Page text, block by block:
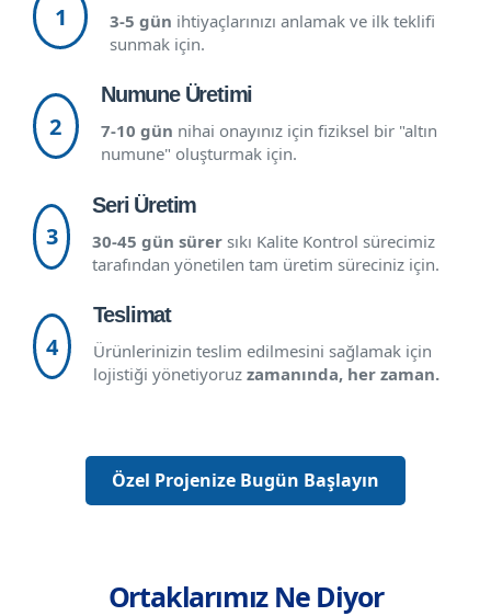
1 3-5 gün ihtiyaçlarınızı anlamak ve ilk teklifi
sunmak için.
2
Numune Üretimi
7-10 gün nihai onayınız için fiziksel bir "altın
numune" oluşturmak için.
3
Seri Üretim
30-45 gün sürer sıkı Kalite Kontrol sürecimiz
tarafından yönetilen tam üretim süreciniz için.
4
Teslimat
Ürünlerinizin teslim edilmesini sağlamak için
lojistiği yönetiyoruz zamanında, her zaman.
Özel Projenize Bugün Başlayın
Ortaklarımız Ne Diyor